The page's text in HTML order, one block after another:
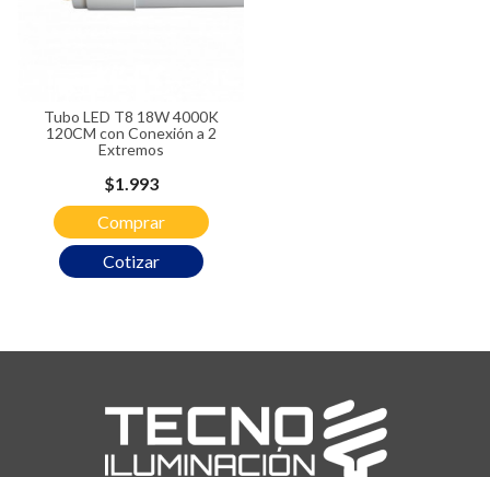
Tubo LED T8 18W 4000K
120CM con Conexión a 2
Extremos
Cotizar
Precio
$1.993
Comprar